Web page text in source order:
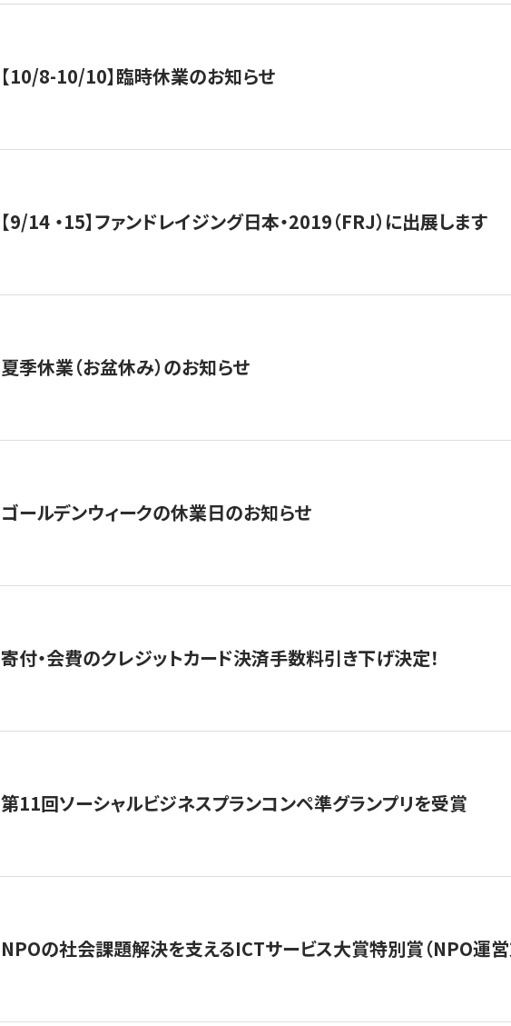
【10/8-10/10】臨時休業のお知らせ
【9/14 ・15】ファンドレイジング日本・2019（FRJ）に出展します
夏季休業（お盆休み）のお知らせ
ゴールデンウィークの休業日のお知らせ
寄付・会費のクレジットカード決済手数料引き下げ決定！
第11回ソーシャルビジネスプランコンペ準グランプリを受賞
NPOの社会課題解決を支えるICTサービス大賞特別賞（NPO運